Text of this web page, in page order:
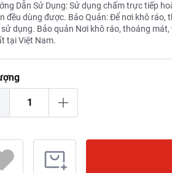
Dẫn Sử Dụng: Sử dụng chấm trực tiếp
đều dùng được. Bảo Quản: Để nơi khô
sử dụng. Bảo quản Nơi khô ráo, thoáng
tại Việt Nam.